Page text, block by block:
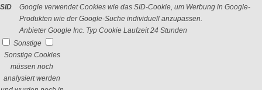
SID
Google verwendet Cookies wie das SID-Cookie, um Werbung in Google-
Produkten wie der Google-Suche individuell anzupassen.
Anbieter Google Inc. Typ Cookie Laufzeit 24 Stunden
Sonstige
Sonstige Cookies
müssen noch
analysiert werden